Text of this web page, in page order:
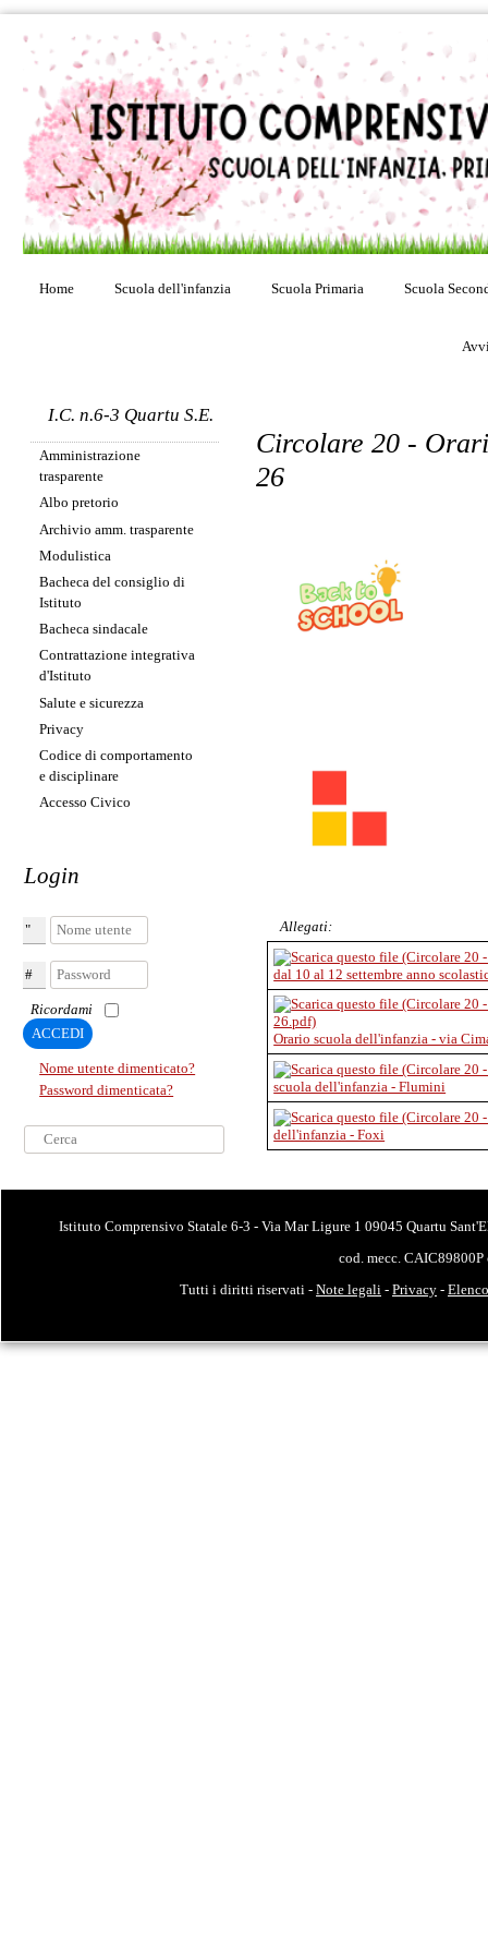
Home Scuola dell'infanzia Scuola Primaria Scuola
I.C. n.6-3 Quartu S.E.
Amministrazione
trasparente
Albo pretorio
Archivio amm. trasparente
Modulistica
Bacheca del consiglio di
Istituto
Bacheca sindacale
Contrattazione integrativa
d'Istituto
Salute e sicurezza
Privacy
Codice di comportamento
e disciplinare
Accesso Civico
Login
Nome utente
Password
Ricordami
ACCEDI
Nome utente dimenticato?
Password dimenticata?
Cerca...
Circolare 20 -
26
Allegati:
dal 10 al 12 settembre anno
Orario scuola dell'infanzia - via
scuola dell'infanzia - Flumini
dell'infanzia - Foxi
Istituto Comprensivo Statale 6-3 - Via Mar Ligure 1 09045 Quartu
cod. mecc.
Tutti i diritti riservati - Note legali - Privacy -